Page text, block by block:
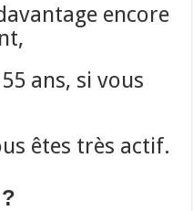
encore
ans, si vous
êtes très actif.